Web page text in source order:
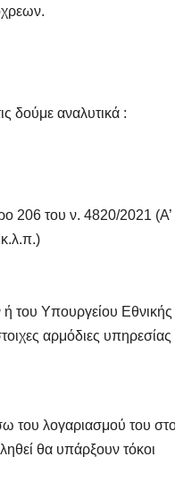
δούμε αναλυτικά :
206 του ν. 4820/2021
κ.λ.π.)
του Υπουργείου Εθνικής
αρμόδιες υπηρεσίας
του λογαριασμού του
θα υπάρξουν τόκοι
Τι Θέση
με